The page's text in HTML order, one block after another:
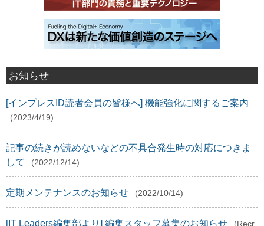
お知らせ
[インプレスID読者会員の皆様へ] 機能強化に関するご案内
(2023/4/19)
記事の続きが読めないなどの不具合発生時の対応につきま
して
(2022/12/14)
定期メンテナンスのお知らせ (2022/10/14)
[IT Leaders編集部より] 編集スタッフ募集のお知らせ
(Recr